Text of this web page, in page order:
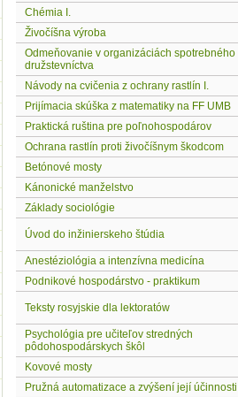
Chémia I.
Živočíšna výroba
Odmeňovanie v organizáciách spotrebného
družstevníctva
Návody na cvičenia z ochrany rastlín I.
Prijímacia skúška z matematiky na FF UMB
Praktická ruština pre poľnohospodárov
Ochrana rastlín proti živočíšnym škodcom
Betónové mosty
Kánonické manželstvo
Základy sociológie
Úvod do inžinierskeho štúdia
Anestéziológia a intenzívna medicína
Podnikové hospodárstvo - praktikum
Teksty rosyjskie dla lektoratów
Psychológia pre učiteľov stredných
pôdohospodárskych škôl
Kovové mosty
Pružná automatizace a zvýšení její účinnosti